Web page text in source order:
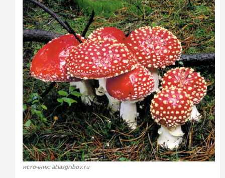
источник: atlasgribov.ru